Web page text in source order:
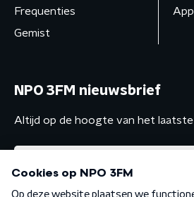
Frequenties
Gemist
NPO 3FM nieuwsbrief
Altijd op de hoogte van het laatste